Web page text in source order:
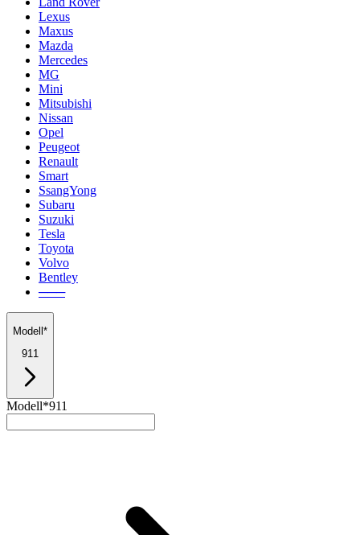
Lexus
Maxus
Mazda
Mercedes
MG
Mini
Mitsubishi
Nissan
Opel
Peugeot
Renault
Smart
SsangYong
Subaru
Suzuki
Tesla
Toyota
Volvo
Bentley
───
Modell*
911
Modell*911